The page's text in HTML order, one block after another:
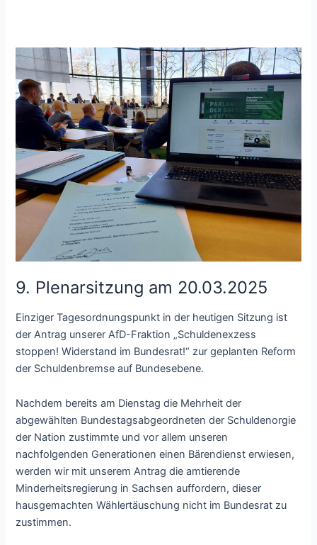
9. Plenarsitzung am 20.03.2025
Einziger Tagesordnungspunkt in der heutigen Sitzung ist
der Antrag unserer AfD-Fraktion „Schuldenexzess
stoppen! Widerstand im Bundesrat!“ zur geplanten Reform
der Schuldenbremse auf Bundesebene.
Nachdem bereits am Dienstag die Mehrheit der
abgewählten Bundestagsabgeordneten der Schuldenorgie
der Nation zustimmte und vor allem unseren
nachfolgenden Generationen einen Bärendienst erwiesen,
werden wir mit unserem Antrag die amtierende
Minderheitsregierung in Sachsen auffordern, dieser
hausgemachten Wählertäuschung nicht im Bundesrat zu
zustimmen.